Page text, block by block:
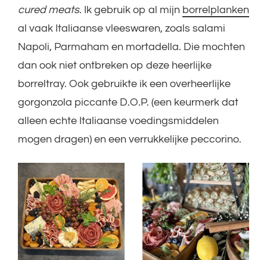
cured meats. Ik gebruik op al mijn borrelplanken
al vaak Italiaanse vleeswaren, zoals salami
Napoli, Parmaham en mortadella. Die mochten
dan ook niet ontbreken op deze heerlijke
borreltray. Ook gebruikte ik een overheerlijke
gorgonzola piccante D.O.P. (een keurmerk dat
alleen echte Italiaanse voedingsmiddelen
mogen dragen) en een verrukkelijke peccorino.
Foto
album
overslaan